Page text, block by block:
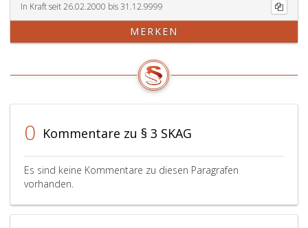
In Kraft seit 26.02.2000 bis 31.12.9999
MERKEN
0 Kommentare zu § 3 SKAG
Es sind keine Kommentare zu diesen Paragrafen
vorhanden.